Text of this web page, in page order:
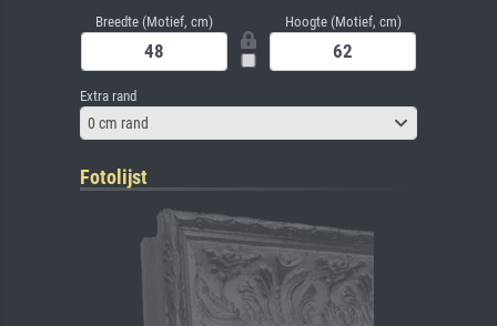
Breedte (Motief, cm) Hoogte (Motief, cm)
Extra rand
0 cm rand
Fotolijst